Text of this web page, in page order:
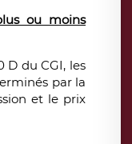
ou moins
D du CGI, les
par la
et le prix